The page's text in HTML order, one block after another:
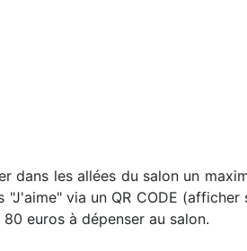
les allées du salon un
via un QR CODE (afficher
euros à dépenser au salon.